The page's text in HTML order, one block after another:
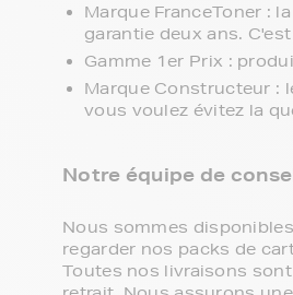
Marque FranceToner :
garantie deux ans.
Gamme 1er Prix :
Marque Constructeur :
vous voulez évitez la
Notre équipe de
Nous sommes
regarder nos packs de
Toutes nos livraisons